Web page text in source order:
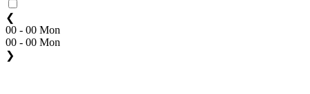
❮
00 - 00 Mon
00 - 00 Mon
❯